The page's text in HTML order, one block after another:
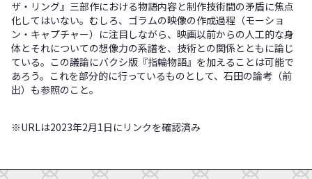
ザ・リング』三部作における物語内容と制作技術間の矛盾に焦点
化してはいない。むしろ、ゴラムの映像の作成過程（モーショ
ン・キャプチャー）に注目しながら、映画以前からの人工的な身
体とそれについての想像力の系譜を、技術との関係とともに論じ
ている。この議論にバクシ版『指輪物語』を加えることは可能で
あろう。これを部分的に行っているものとして、石田の論考（前
出）も参照のこと。
※URLは2023年2月1日にリンクを確認済み